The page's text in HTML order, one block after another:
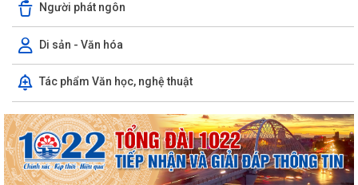
Người phát ngôn
Di sản - Văn hóa
Tác phẩm Văn học, nghệ thuật